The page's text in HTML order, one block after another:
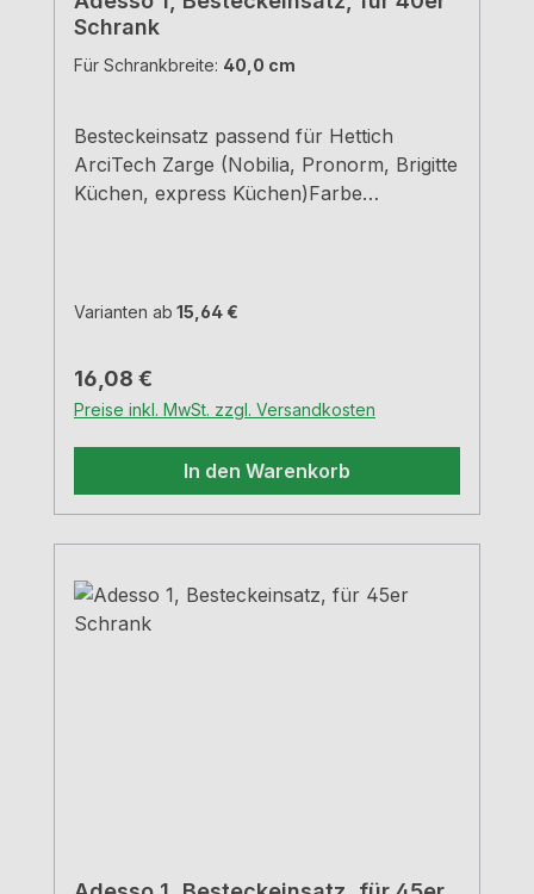
Schrank
Für Schrankbreite: 40,0 cm
Besteckeinsatz passend für Hettich
ArciTech Zarge (Nobilia, Pronorm, Brigitte
Küchen, express Küchen)Farbe
Varianten ab 15,64 €
Regulärer Preis:
16,08 €
Preise inkl. MwSt. zzgl. Versandkosten
In den Warenkorb